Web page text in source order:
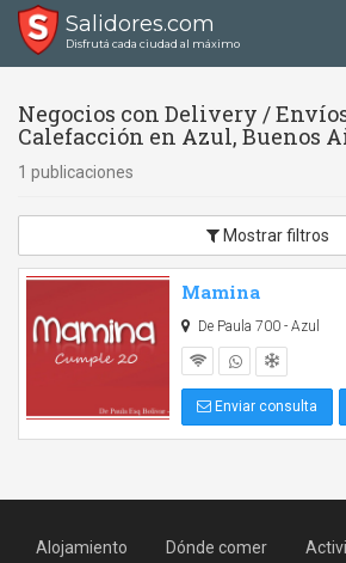
Salidores.com
Disfrutá cada ciudad al máximo
Negocios con Delivery /
Calefacción en Azul, Buenos
1 publicaciones
Mostrar filtros
Mamina
De Paula 700 - Azul
Enviar consulta
Alojamiento Dónde comer